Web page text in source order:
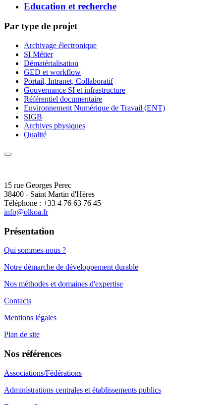
Education et recherche
Par type de projet
Archivage électronique
SI Métier
Dématérialisation
GED et workflow
Portail, Intranet, Collaboratif
Gouvernance SI et infrastructure
Référentiel documentaire
Environnement Numérique de Travail (ENT)
SIGB
Archives physiques
Qualité
15 rue Georges Perec
38400 - Saint Martin d'Hères
Téléphone : +33 4 76 63 76 45
info@olkoa.fr
Présentation
Qui sommes-nous ?
Notre démarche de développement durable
Nos méthodes et domaines d'expertise
Contacts
Mentions légales
Plan de site
Nos références
Associations/Fédérations
Administrations centrales et établissements publics